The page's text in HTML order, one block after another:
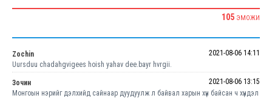
105 ЭМОЖИ
Zochin
2021-08-06 14:11
Uursduu chadahgvigees hoish yahav dee.bayr hvrgii.
Зочин
2021-08-06 13:15
Монгоын нэрийг дэлхийд сайнаар дуудуулж л байвал харын хүн байсан ч хүндэл